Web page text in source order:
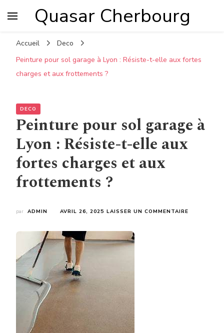
Quasar Cherbourg
Accueil
Deco
Peinture pour sol garage à Lyon : Résiste-t-elle aux fortes
charges et aux frottements ?
DECO
Peinture pour sol garage à
Lyon : Résiste-t-elle aux
fortes charges et aux
frottements ?
par ADMIN AVRIL 26, 2025 LAISSER UN COMMENTAIRE